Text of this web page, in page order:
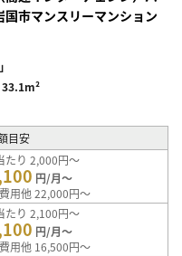
市マンスリーマンション
33.1m²
目安
たり 2,000円～
円/月～
用他 22,000円～
たり 2,100円～
円/月～
用他 16,500円～